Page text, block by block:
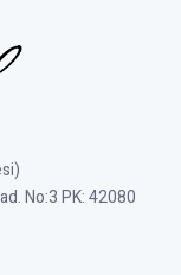
No:3 PK: 42080